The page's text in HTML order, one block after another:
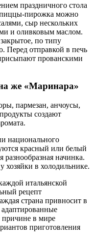
праздничного стола
пиццы-пирожка можно
сыр нескольких
и оливковым маслом.
по типу
Перед отправкой в печь
прованскими
же «Маринара»
пармезан, анчоусы,
создают
национального
красный или белый
разнообразная начинка.
хозяйки в холодильнике.
итальянской
рецепт
страна привносит в
в мире
приготовления